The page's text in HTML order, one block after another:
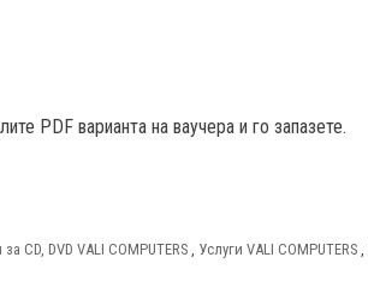
PDF варианта на ваучера и го запазете.
CD, DVD VALI COMPUTERS , Услуги VALI COMPUTERS ,